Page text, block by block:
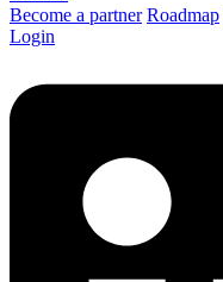
Become a partner Roadmap
Login